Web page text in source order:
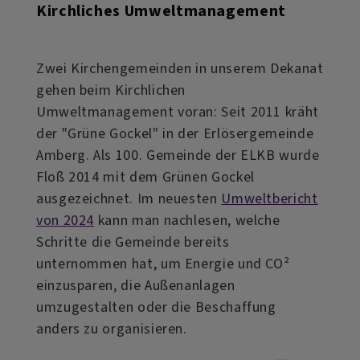
Kirchliches Umweltmanagement
Zwei Kirchengemeinden in unserem Dekanat
gehen beim Kirchlichen
Umweltmanagement voran: Seit 2011 kräht
der "Grüne Gockel" in der Erlösergemeinde
Amberg. Als 100. Gemeinde der ELKB wurde
Floß 2014 mit dem Grünen Gockel
ausgezeichnet. Im neuesten Umweltbericht
von 2024 kann man nachlesen, welche
Schritte die Gemeinde bereits
unternommen hat, um Energie und CO²
einzusparen, die Außenanlagen
umzugestalten oder die Beschaffung
anders zu organisieren.